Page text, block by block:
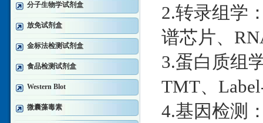
分子生物学试剂盒
放免试剂盒
金标法检测试剂盒
食品检测试剂盒
Western Blot
微囊藻毒素
2.转录组学
谱芯片、
3.蛋白质组
TMT、
4.基因检测